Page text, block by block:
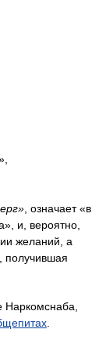
, означает «в
и, вероятно,
желаний, а
получившая
Наркомснаба,
.